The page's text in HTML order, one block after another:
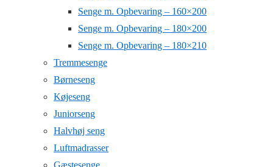
Senge m. Opbevaring – 160×200
Senge m. Opbevaring – 180×200
Senge m. Opbevaring – 180×210
Tremmesenge
Børneseng
Køjeseng
Juniorseng
Halvhøj seng
Luftmadrasser
Gæstesenge